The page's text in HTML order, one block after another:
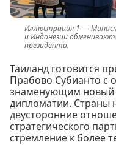
и Индонезии
президента.
Таиланд готовится
Прабово Субианто с
знаменующим новый
дипломатии. Страны
двусторонние
стратегического
стремление к более